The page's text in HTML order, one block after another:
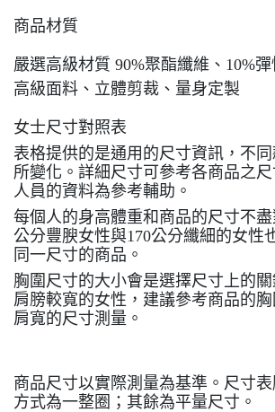
商品材質
嚴選高級材質 90%聚酯纖維、10%
高級面料、立體剪裁、量身定製
女士尺寸對照表
表格提供的是通用的尺寸資訊，不
所變化。詳細尺寸可參考各商品之
人員的資料為參考輔助。
每個人的身高體重和商品的尺寸不
公分豐腴女性與170公分纖細的女性
同一尺寸的商品。
胸圍尺寸的大小會是選擇尺寸上的
肩膀較寬的女性，建議參考商品的
肩寬的尺寸測量。
商品尺寸以實際測量為基準。尺寸
方式為一整圈；其餘為平量尺寸。